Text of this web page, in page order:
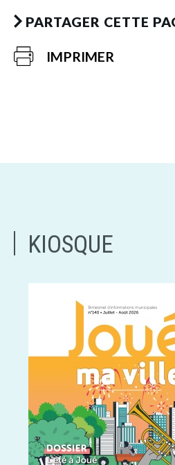
PARTAGER CETTE
IMPRIMER
KIOSQUE